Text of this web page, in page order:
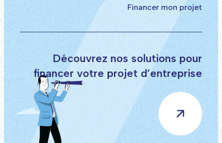
Financer mon projet
Découvrez nos solutions pour
financer votre projet d’entreprise